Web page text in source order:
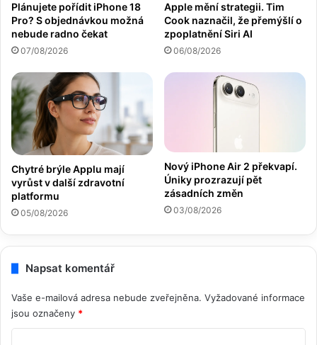
Plánujete pořídit iPhone 18
Pro? S objednávkou možná
nebude radno čekat
07/08/2026
Apple mění strategii. Tim
Cook naznačil, že přemýšlí o
zpoplatnění Siri AI
06/08/2026
Chytré brýle Applu mají
vyrůst v další zdravotní
platformu
05/08/2026
Nový iPhone Air 2 překvapí.
Úniky prozrazují pět
zásadních změn
03/08/2026
Napsat komentář
Vaše e-mailová adresa nebude zveřejněna. Vyžadované informace
jsou označeny *